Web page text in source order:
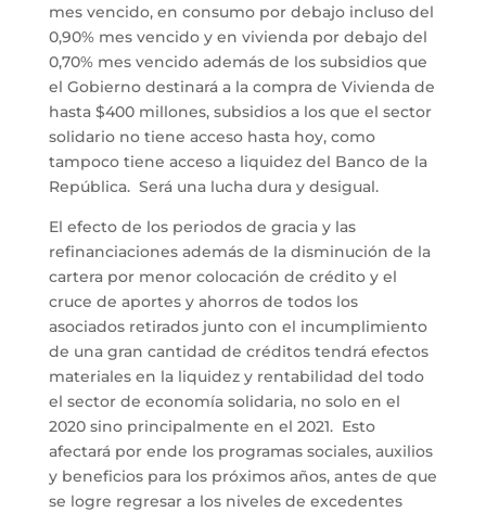
mes vencido, en consumo por debajo incluso del
0,90% mes vencido y en vivienda por debajo del
0,70% mes vencido además de los subsidios que
el Gobierno destinará a la compra de Vivienda de
hasta $400 millones, subsidios a los que el sector
solidario no tiene acceso hasta hoy, como
tampoco tiene acceso a liquidez del Banco de la
República. Será una lucha dura y desigual.
El efecto de los periodos de gracia y las
refinanciaciones además de la disminución de la
cartera por menor colocación de crédito y el
cruce de aportes y ahorros de todos los
asociados retirados junto con el incumplimiento
de una gran cantidad de créditos tendrá efectos
materiales en la liquidez y rentabilidad del todo
el sector de economía solidaria, no solo en el
2020 sino principalmente en el 2021. Esto
afectará por ende los programas sociales, auxilios
y beneficios para los próximos años, antes de que
se logre regresar a los niveles de excedentes